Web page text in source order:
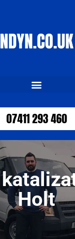
07411 293 460
Holt